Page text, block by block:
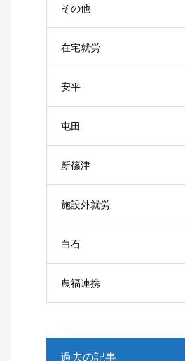
その他
在宅就労
安平
屯田
新篠津
施設外就労
白石
農福連携
過去の記事